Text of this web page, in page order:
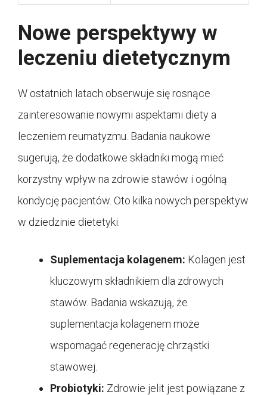
Nowe perspektywy w
leczeniu dietetycznym
W ostatnich latach obserwuje się rosnące
zainteresowanie nowymi aspektami diety a
leczeniem reumatyzmu. Badania naukowe
sugerują, że dodatkowe składniki mogą mieć
korzystny wpływ na zdrowie stawów i ogólną
kondycję pacjentów. Oto kilka nowych perspektyw
w dziedzinie dietetyki:
Suplementacja kolagenem: Kolagen jest
kluczowym składnikiem dla zdrowych
stawów. Badania wskazują, że
suplementacja kolagenem może
wspomagać regenerację chrząstki
stawowej.
Probiotyki: Zdrowie jelit jest powiązane z